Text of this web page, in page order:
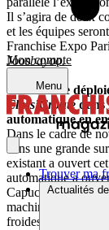
Mon compte
Menu
Trouver ma
Actualités
Il s’agira de deux
et les équipes
Franchise Expo
Joosbayoo.
Où en est le
Class’Croutedans
automatique en
Dans le cadre de
dans une grande
existant a ouvert
automatique a
Capucines, au
machines gérées
froides banalisées)